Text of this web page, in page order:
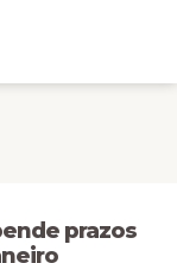
prazos